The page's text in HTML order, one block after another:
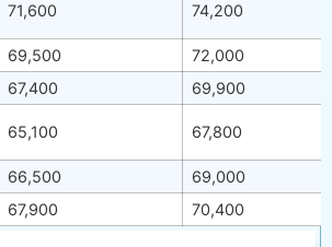
71,600 74,200
69,500
72,000
67,400
69,900
65,100 67,800
66,500
69,000
67,900 70,400